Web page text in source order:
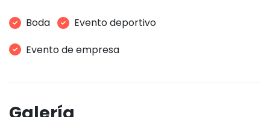
Boda
Evento deportivo
Evento de empresa